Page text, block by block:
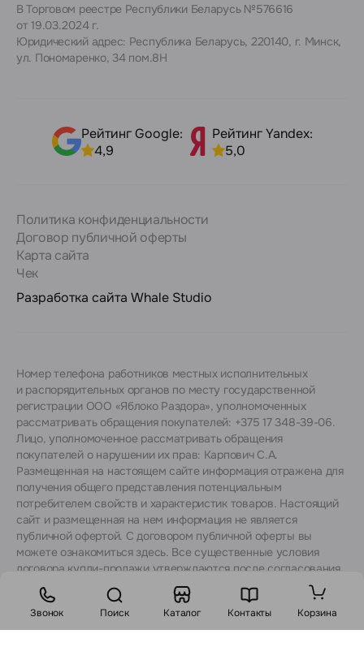
В Торговом реестре Республики Беларусь №576616
от 19.03.2024 г.
Юридический адрес: Республика Беларусь, 220140, г. Минск,
ул. Пономаренко, 34 пом.8Н
Рейтинг Google:
4,9
Рейтинг Yandex:
5,0
Политика конфиденциальности
Договор публичной оферты
Карта сайта
Чек
Разработка сайта Whale Studio
Номер телефона работников местных исполнительных
и распорядительных органов по месту государственной
регистрации ООО «Яблоко Раздора», уполномоченных
рассматривать обращения покупателей: +375 17 348-39-06.
Лицо, уполномоченное рассматривать обращения
покупателей о нарушении их прав: Карпович С.А.
Размещенная на настоящем сайте информация отражена для
получения общего представления потенциальным
потребителем свойств и характеристик товаров. Настоящий
сайт и размещенная на нем информация не является
публичной офертой. С договором публичной оферты вы
можете ознакомиться здесь. Все существенные условия
договора купли-продажи утверждаются после согласования
с консультантами.
Звонок Поиск Каталог Контакты Корзина